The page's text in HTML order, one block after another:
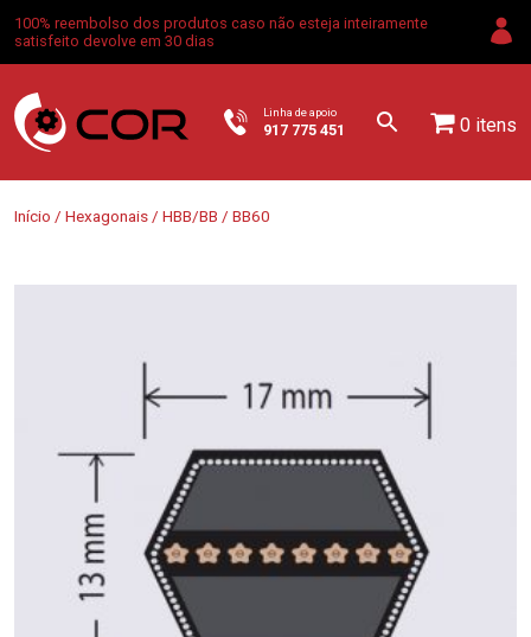
100% reembolso dos produtos caso não esteja inteiramente
satisfeito devolve em 30 dias
Linha de apoio
917 775 451 0 itens
Início / Hexagonais / HBB/BB / BB60